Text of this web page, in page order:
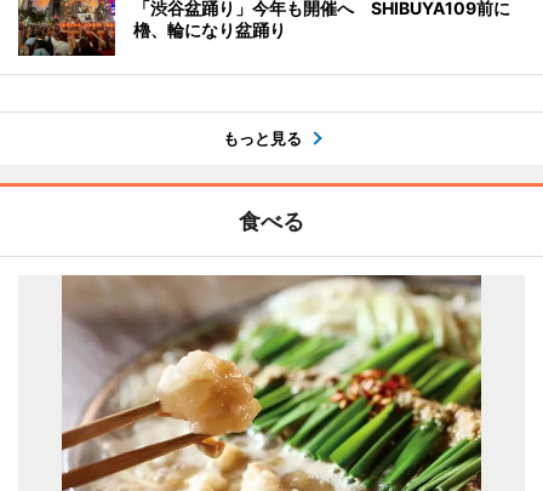
「渋谷盆踊り」今年も開催へ SHIBUYA109前に
櫓、輪になり盆踊り
もっと見る
食べる